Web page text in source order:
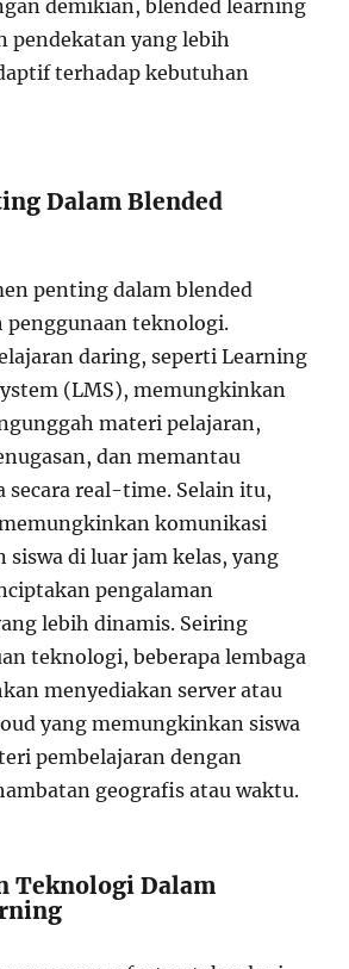
demikian, blended learning
pendekatan yang lebih
terhadap kebutuhan
Dalam Blended
penting dalam blended
penggunaan teknologi.
daring, seperti Learning
(LMS), memungkinkan
materi pelajaran,
dan memantau
secara real-time. Selain itu,
komunikasi
siswa di luar jam kelas, yang
pengalaman
lebih dinamis. Seiring
teknologi, beberapa lembaga
menyediakan server atau
yang memungkinkan siswa
pembelajaran dengan
geografis atau waktu.
Teknologi Dalam